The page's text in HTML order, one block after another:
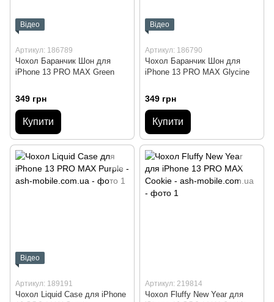
Відео
Артикул: 186789
Чохол Баранчик Шон для
iPhone 13 PRO MAX Green
349 грн
Купити
Відео
Артикул: 186790
Чохол Баранчик Шон для
iPhone 13 PRO MAX Glycine
349 грн
Купити
Відео
Артикул: 189191
Чохол Liquid Case для iPhone
Артикул: 219814
Чохол Fluffy New Year для